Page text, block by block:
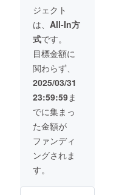
（木）
を以下
から選
択して
備考欄
にご記
入下さ
い。
・４
月１０
日
（木）
・４
月２０
日
（日）
・５
間中何
度でも
ご利用
頂けま
す。 ＊
5名まで
ご登録
頂けま
す。
（記名
式） ＊
プレイ
フィ無
料適用
は１組
につき1
りま
全ての
サービ
スをご
利用頂
けます
＊プレ
イフィ
無料
（土日
祝も対
象） ＊
提携
コース
全てご
利用可
能 ＊ご
りませ
ジェクト
は、 All-In方
式です。
目標金額に
関わらず、
2025/03/31
23:59:59ま
でに集まっ
た金額が
ファンディ
ングされま
す。